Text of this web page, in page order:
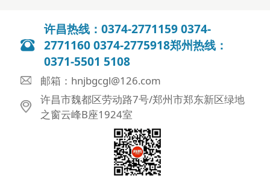
许昌热线：0374-2771159 0374-
2771160 0374-2775918郑州热线：
0371-5501 5108
邮箱：hnjbgcgl@126.com
许昌市魏都区劳动路7号/郑州市郑东新区绿地
之窗云峰B座1924室